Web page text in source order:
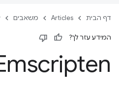
דף הבית Articles משאבים
המידע עזר לך?